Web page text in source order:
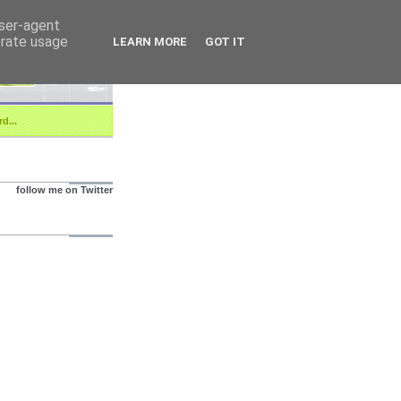
follow me on Twitter
agent
usage
LEARN MORE GOT IT